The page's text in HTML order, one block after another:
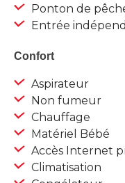
Ponton de
Entrée
Confort
Aspirateur
Non fumeur
Chauffage
Matériel Bébé
Accès Internet
Climatisation